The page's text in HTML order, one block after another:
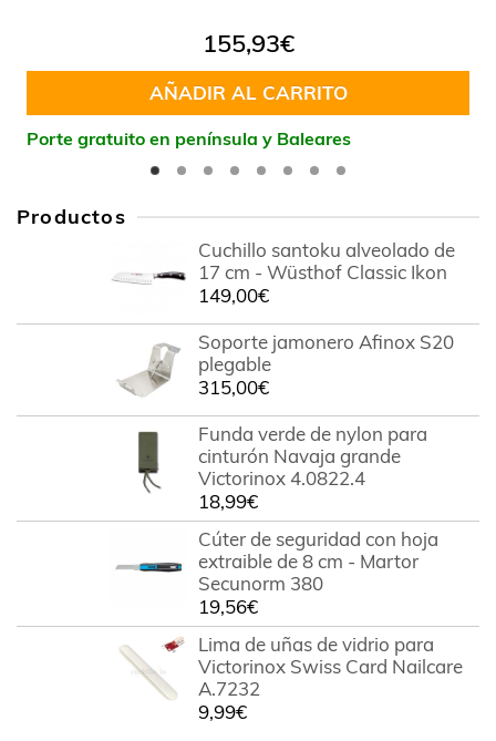
155,93€
AÑADIR AL CARRITO
Porte gratuito en península y Baleares
Productos
Cuchillo santoku alveolado de
17 cm - Wüsthof Classic Ikon
149,00€
Soporte jamonero Afinox S20
plegable
315,00€
Funda verde de nylon para
cinturón Navaja grande
Victorinox 4.0822.4
18,99€
Cúter de seguridad con hoja
extraible de 8 cm - Martor
Secunorm 380
19,56€
Lima de uñas de vidrio para
Victorinox Swiss Card Nailcare
A.7232
9,99€